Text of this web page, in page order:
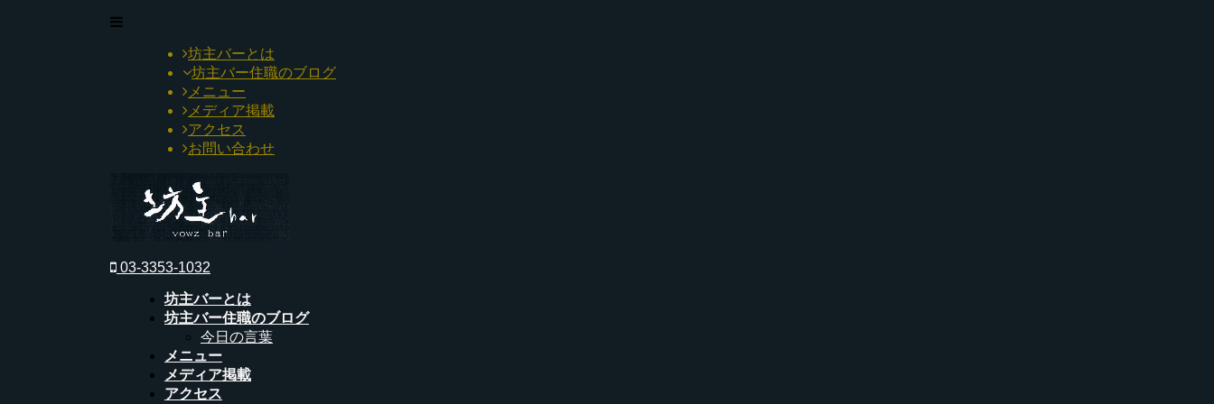
坊主バーとは
坊主バー住職のブログ
メニュー
メディア掲載
アクセス
お問い合わせ
03-3353-1032
坊主バーとは
坊主バー住職のブログ
今日の言葉
メニュー
メディア掲載
アクセス